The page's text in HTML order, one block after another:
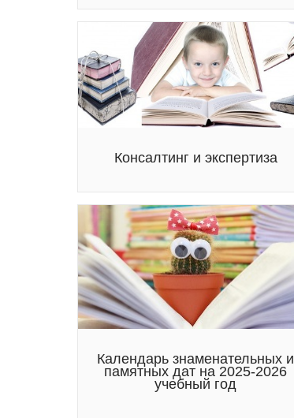
Консалтинг и экспертиза
Календарь знаменательных и
памятных дат на 2025-2026
учебный год